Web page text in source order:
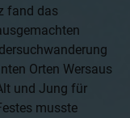
fand das
Orten Wersaus
und Jung für
musste